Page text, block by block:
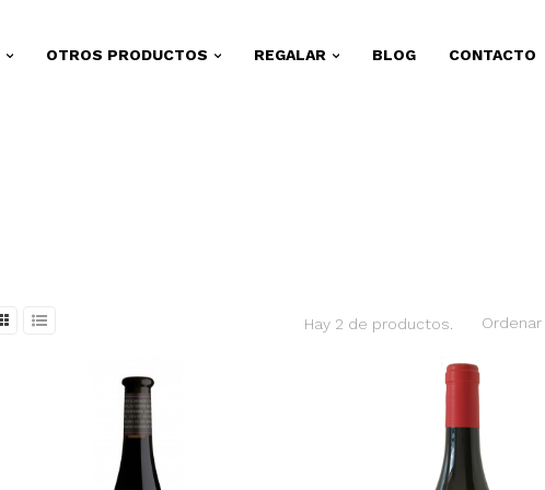
OTROS PRODUCTOS REGALAR BLOG CONTACTO
Hay 2 de productos.